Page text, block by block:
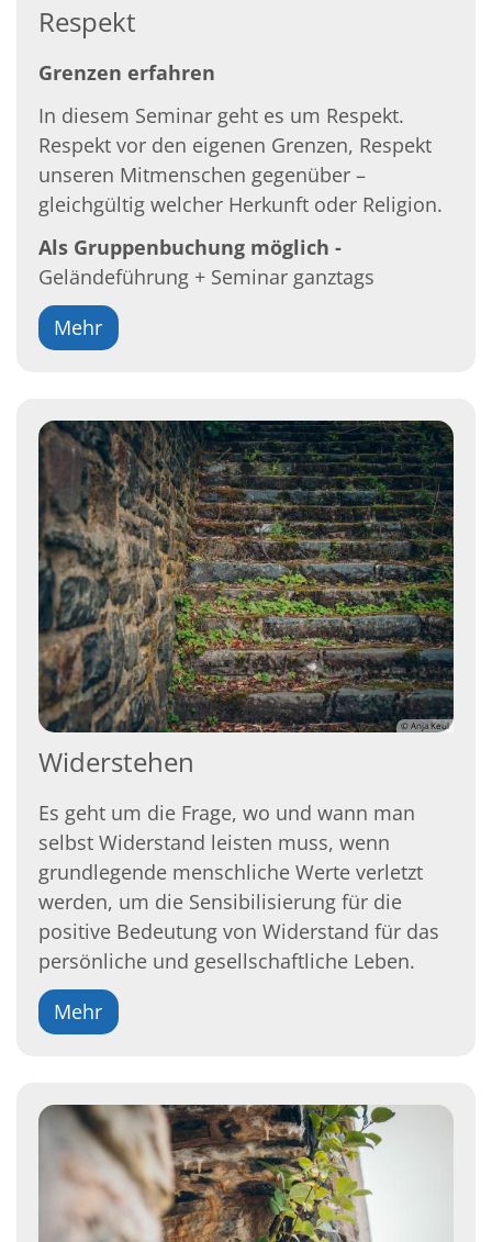
Respekt
Grenzen erfahren
In diesem Seminar geht es um Respekt.
Respekt vor den eigenen Grenzen, Respekt
unseren Mitmenschen gegenüber –
gleichgültig welcher Herkunft oder Religion.
Als Gruppenbuchung möglich -
Geländeführung + Seminar ganztags
Mehr
© Anja Keul
Widerstehen
Es geht um die Frage, wo und wann man
selbst Widerstand leisten muss, wenn
grundlegende menschliche Werte verletzt
werden, um die Sensibilisierung für die
positive Bedeutung von Widerstand für das
persönliche und gesellschaftliche Leben.
Mehr